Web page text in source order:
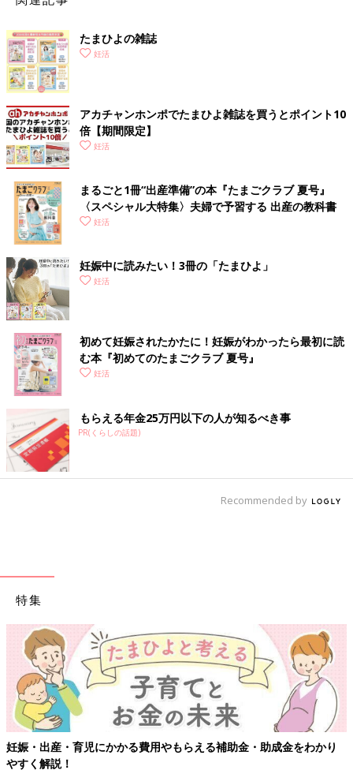
の感染拡大が始まり、外出自粛が呼びかけられるように。
●おのののか「それから一緒に過ごす時間がぐんと増えました。
毎日のように一緒にいても何も嫌なことがなくて、むしろラクで
心地いい。『結婚するならこの人がいい』と思いました。そんな
とき、買い物中に『ちょっとあのお店に入ってみようよ』と私が
仕向けてジュエリーショップに。2人で指輪を見ました。まだプ
ロポーズもされていなかったので、私の強行手段だったんですけ
ど（笑）。でも、それで彼も結婚を意識したみたいです。その
後、彼がサプライズで指輪を用意してくれて、プロポーズしてく
れました」
2月から交際を始め、6月にはプロポーズというスピード展開！
●おのののか「プロポーズされたときは、思わず『え、いいの？
大丈夫？』と聞いちゃいました（笑）。でも、私も『不安なこと
があっても、この人と一緒なら心強い』と思っていたので、すぐ
に『はい』と返事をして、プロポーズを受け入れました」
おのののかさんが「健康のために実践しているこ
と」
おのののかさんが、将来の妊活のためにも実践していること4つ
をお聞きしました。
（１）寝かせ玄米
「結わえる」というメーカーの寝かせ玄米ごはんパック。1パッ
クに180g入っているので、1食で半分くらいを食べています。主
食を玄米に変えてから体の調子がよくなり、体重も落ちやすくな
りました。
（２）グリーンルイボスティー
たまひよの雑誌
妊活
アカチャンホンポでたまひよ雑誌を買うとポイント10
倍【期間限定】
妊活
まるごと1冊“出産準備”の本『たまごクラブ 夏号』
〈スペシャル大特集〉夫婦で予習する 出産の教科書
妊活
妊娠中に読みたい！3冊の「たまひよ」
妊活
初めて妊娠されたかたに！妊娠がわかったら最初に読
む本『初めてのたまごクラブ 夏号』
妊活
もらえる年金25万円以下の人が知るべき事
PR(くらしの話題)
Recommended by
特集
妊娠・出産・育児にかかる費用やもらえる補助金・助成金をわかり
やすく解説！